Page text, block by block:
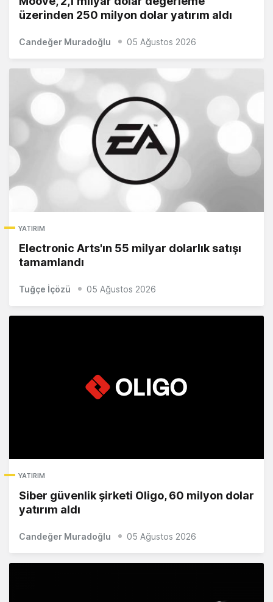
üzerinden 250 milyon dolar yatırım aldı
Candeğer Muradoğlu 05 Ağustos 2026
YATIRIM
Electronic Arts'ın 55 milyar dolarlık satışı
tamamlandı
Tuğçe İçözü 05 Ağustos 2026
YATIRIM
Siber güvenlik şirketi Oligo, 60 milyon dolar
yatırım aldı
Candeğer Muradoğlu 05 Ağustos 2026